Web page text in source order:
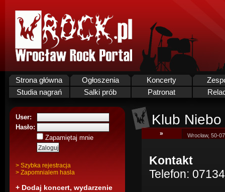
Strona główna Ogłoszenia Koncerty
Studia nagrań
Salki prób Patronat
User:
Hasło:
Zapamiętaj mnie
> Szybka rejestracja
> Zapomnialem hasla
+ Dodaj koncert, wydarzenie
Klub Niebo
» Wrocław, 50-
Kontakt
Telefon: